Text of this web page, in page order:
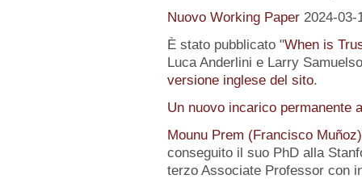
Nuovo Working Paper 2024-03-
È stato pubblicato "When is
Luca Anderlini e Larry
versione inglese del sito.
Un nuovo incarico permanente
Mounu Prem (Francisco Muñoz)
conseguito il suo PhD alla
terzo Associate Professor con